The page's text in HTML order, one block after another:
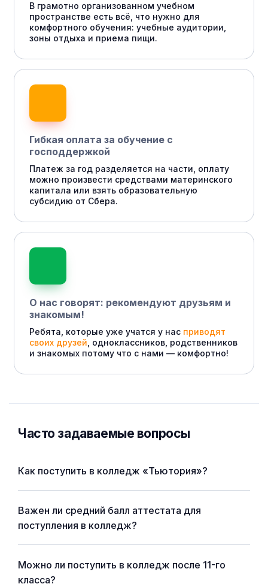
В грамотно организованном учебном
пространстве есть всё, что нужно для
комфортного обучения: учебные аудитории,
зоны отдыха и приема пищи.
Гибкая оплата за обучение с
господдержкой
Платеж за год разделяется на части, оплату
можно произвести средствами материнского
капитала или взять образовательную
субсидию от Сбера.
О нас говорят: рекомендуют друзьям и
знакомым!
Ребята, которые уже учатся у нас приводят
своих друзей , одноклассников, родственников
и знакомых потому что с нами — комфортно!
Часто задаваемые вопросы
Как поступить в колледж «Тьютория»?
Важен ли средний балл аттестата для
поступления в колледж?
Можно ли поступить в колледж после 11-го
класса?